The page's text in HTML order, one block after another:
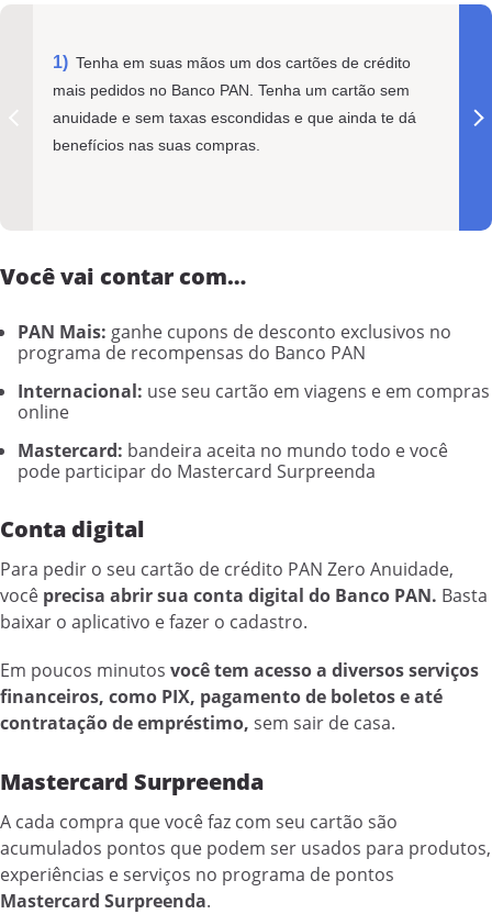
Tenha em suas mãos um dos cartões de crédito
mais pedidos no Banco PAN. Tenha um cartão sem
anuidade e sem taxas escondidas e que ainda te dá
benefícios nas suas compras.
Você vai contar com…
PAN Mais: ganhe cupons de desconto exclusivos no
programa de recompensas do Banco PAN
Internacional: use seu cartão em viagens e em compras
online
Mastercard: bandeira aceita no mundo todo e você
pode participar do Mastercard Surpreenda
Conta digital
Para pedir o seu cartão de crédito PAN Zero Anuidade,
você precisa abrir sua conta digital do Banco PAN. Basta
baixar o aplicativo e fazer o cadastro.
Em poucos minutos você tem acesso a diversos serviços
financeiros, como PIX, pagamento de boletos e até
contratação de empréstimo, sem sair de casa.
Mastercard Surpreenda
A cada compra que você faz com seu cartão são
acumulados pontos que podem ser usados para produtos,
experiências e serviços no programa de pontos
Mastercard Surpreenda.